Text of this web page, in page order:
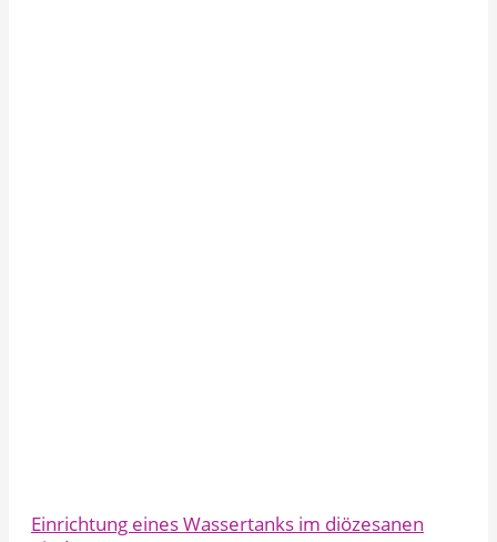
Einrichtung eines Wassertanks im diözesanen